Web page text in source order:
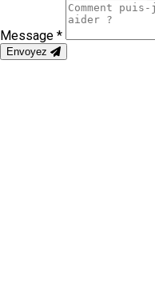
Message *
Envoyez